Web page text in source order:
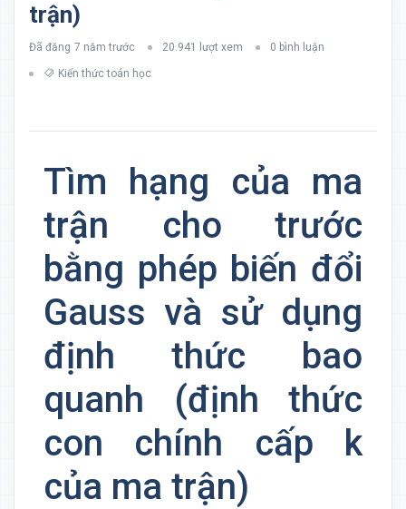
trận)
Đã đăng 7 năm trước 20.941 lượt xem 0 bình luận
Kiến thức toán học
Tìm hạng của ma
trận cho trước
bằng phép biến đổi
Gauss và sử dụng
định thức bao
quanh (định thức
con chính cấp k
của ma trận)